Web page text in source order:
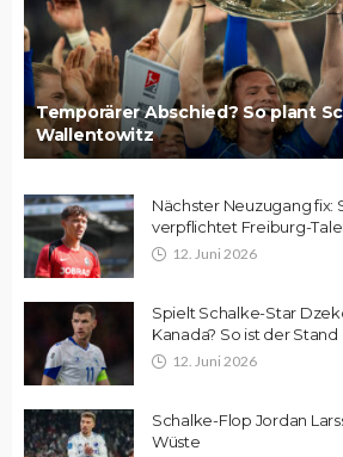
Temporärer Abschied? So plant
Wallentowitz
Nächster Neuzugang fix:
verpflichtet Freiburg-
12. Juni 2026
Spielt Schalke-Star
Kanada? So ist der Stand
12. Juni 2026
Schalke-Flop Jordan
Wüste